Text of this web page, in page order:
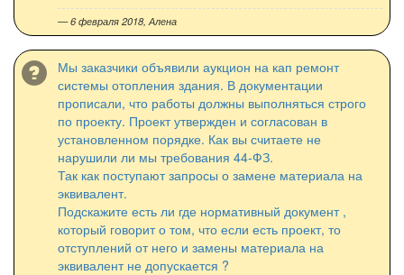
— 6 февраля 2018, Алена
Мы заказчики объявили аукцион на кап ремонт
системы отопления здания. В документации
прописали, что работы должны выполняться строго
по проекту. Проект утвержден и согласован в
установленном порядке. Как вы считаете не
нарушили ли мы требования 44-ФЗ.
Так как поступают запросы о замене материала на
эквивалент.
Подскажите есть ли где нормативный документ ,
который говорит о том, что если есть проект, то
отступлений от него и замены материала на
эквивалент не допускается ?